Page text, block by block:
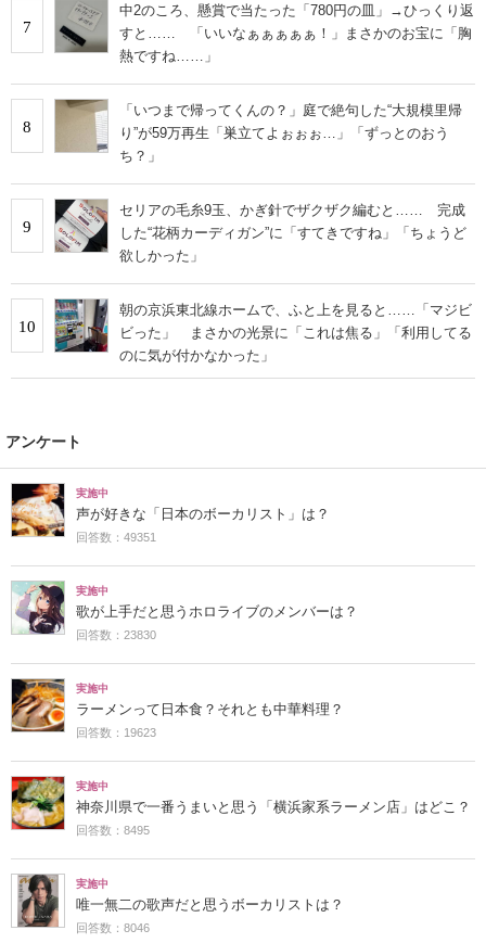
7
中2のころ、懸賞で当たった「780円の皿」→ひっくり返
すと…… 「いいなぁぁぁぁぁ！」まさかのお宝に「胸
熱ですね……」
8
「いつまで帰ってくんの？」庭で絶句した“大規模里帰
り”が59万再生「巣立てよぉぉぉ…」「ずっとのおう
ち？」
9
セリアの毛糸9玉、かぎ針でザクザク編むと…… 完成
した“花柄カーディガン”に「すてきですね」「ちょうど
欲しかった」
10
朝の京浜東北線ホームで、ふと上を見ると……「マジビ
ビった」 まさかの光景に「これは焦る」「利用してる
のに気が付かなかった」
アンケート
実施中
声が好きな「日本のボーカリスト」は？
回答数：49351
実施中
歌が上手だと思うホロライブのメンバーは？
回答数：23830
実施中
ラーメンって日本食？それとも中華料理？
回答数：19623
実施中
神奈川県で一番うまいと思う「横浜家系ラーメン店」はどこ？
回答数：8495
実施中
唯一無二の歌声だと思うボーカリストは？
回答数：8046